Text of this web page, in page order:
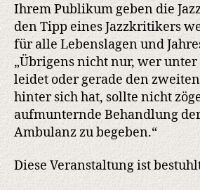
Ihrem Publikum geben die
den Tipp eines Jazzkritikers
für alle Lebenslagen und
„Übrigens nicht nur, wer unter
leidet oder gerade den
hinter sich hat, sollte nicht
aufmunternde Behandlung
Ambulanz zu begeben.“
Diese Veranstaltung ist